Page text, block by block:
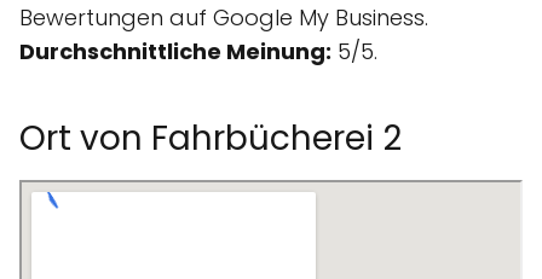
Bewertungen auf Google My Business.
Durchschnittliche Meinung: 5/5.
Ort von Fahrbücherei 2